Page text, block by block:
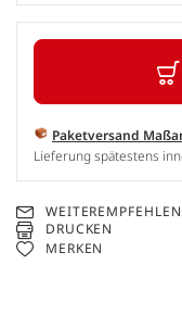
Paketversand
Lieferung spätestens
WEITEREMPFEHLEN
DRUCKEN
MERKEN